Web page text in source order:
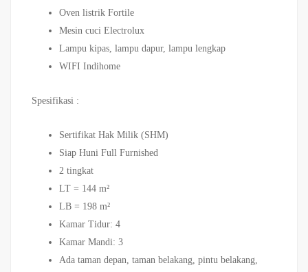
Oven listrik Fortile
Mesin cuci Electrolux
Lampu kipas, lampu dapur, lampu lengkap
WIFI Indihome
Spesifikasi :
Sertifikat Hak Milik (SHM)
Siap Huni Full Furnished
2 tingkat
LT = 144 m²
LB = 198 m²
Kamar Tidur: 4
Kamar Mandi: 3
Ada taman depan, taman belakang, pintu belakang,